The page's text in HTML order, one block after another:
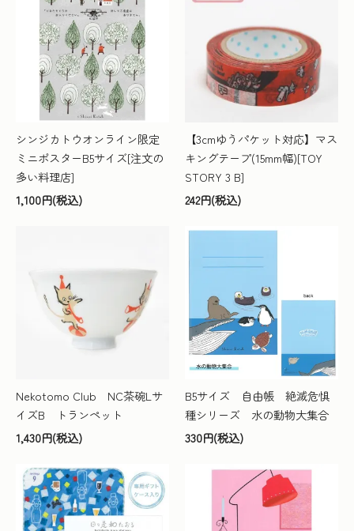
シンジカトウオンライン限定
ミニポスターB5サイズ[注文の
多い料理店]
1,100円(税込)
【3cmゆうパケット対応】マス
キングテープ(15mm幅)[TOY
STORY 3 B]
242円(税込)
Nekotomo Club NC茶碗Lサ
イズB トランペット
1,430円(税込)
B5サイズ 自由帳 絶滅危惧
種シリーズ 水の動物大集合
330円(税込)